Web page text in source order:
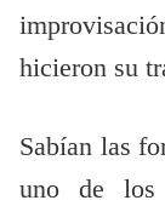
hicieron su
Sabían las
uno de los